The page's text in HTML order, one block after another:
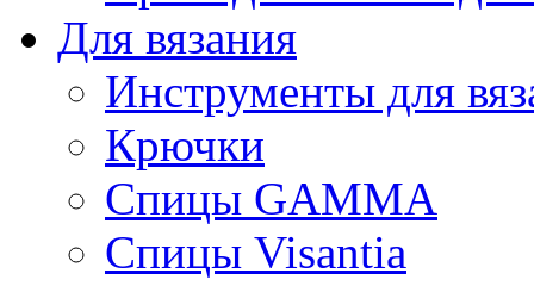
Для вязания
Инструменты для
Крючки
Спицы GAMMA
Спицы Visantia